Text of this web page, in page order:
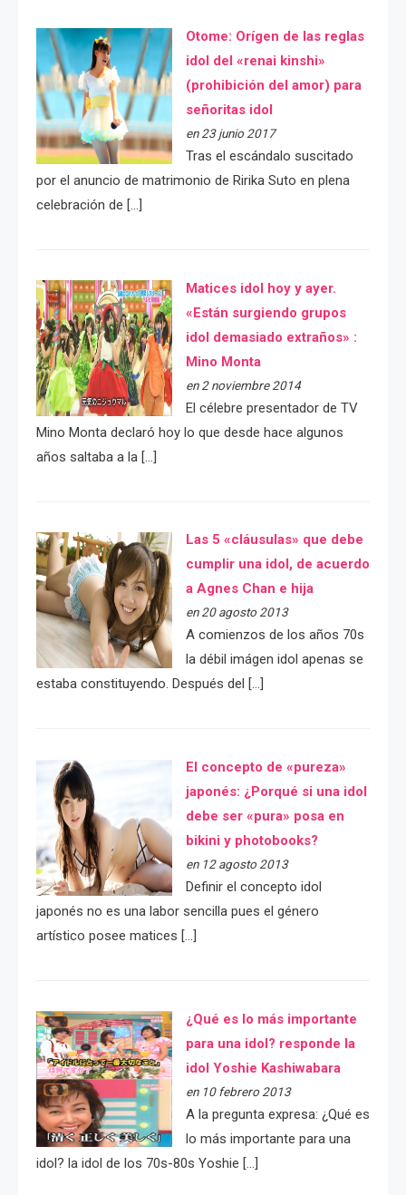
Otome: Orígen de las reglas
idol del «renai kinshi»
(prohibición del amor) para
señoritas idol
en 23 junio 2017
Tras el escándalo suscitado
por el anuncio de matrimonio de Ririka Suto en plena
celebración de […]
Matices idol hoy y ayer.
«Están surgiendo grupos
idol demasiado extraños» :
Mino Monta
en 2 noviembre 2014
El célebre presentador de TV
Mino Monta declaró hoy lo que desde hace algunos
años saltaba a la […]
Las 5 «cláusulas» que debe
cumplir una idol, de acuerdo
a Agnes Chan e hija
en 20 agosto 2013
A comienzos de los años 70s
la débil imágen idol apenas se
estaba constituyendo. Después del […]
El concepto de «pureza»
japonés: ¿Porqué si una idol
debe ser «pura» posa en
bikini y photobooks?
en 12 agosto 2013
Definir el concepto idol
japonés no es una labor sencilla pues el género
artístico posee matices […]
¿Qué es lo más importante
para una idol? responde la
idol Yoshie Kashiwabara
en 10 febrero 2013
A la pregunta expresa: ¿Qué es
lo más importante para una
idol? la idol de los 70s-80s Yoshie […]